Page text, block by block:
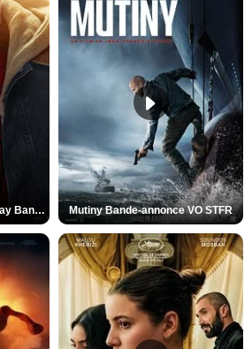
Spider-Man: Brand New Day Bande-annonce VO STFR Mutiny Bande-annonce VO STFR